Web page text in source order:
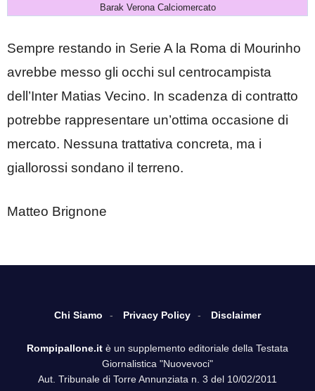
Barak Verona Calciomercato
Sempre restando in Serie A la Roma di Mourinho
avrebbe messo gli occhi sul centrocampista
dell’Inter Matias Vecino. In scadenza di contratto
potrebbe rappresentare un’ottima occasione di
mercato. Nessuna trattativa concreta, ma i
giallorossi sondano il terreno.
Matteo Brignone
Chi Siamo Privacy Policy Disclaimer
Rompipallone.it è un supplemento editoriale della Testata
Giornalistica "Nuovevoci"
Aut. Tribunale di Torre Annunziata n. 3 del 10/02/2011